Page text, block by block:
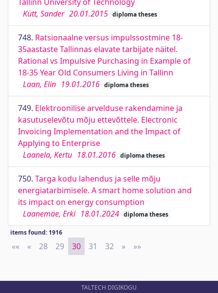
Kütt, Sander 20.01.2015 diploma theses
748. Ratsionaalne versus impulssostmine 18-
35aastaste Tallinnas elavate tarbijate näitel.
Rational vs Impulsive Purchasing in Example of
18-35 Year Old Consumers Living in Tallinn
Laan, Elin 19.01.2016 diploma theses
749. Elektroonilise arvelduse rakendamine ja
kasutuselevõtu mõju ettevõttele. Electronic
Invoicing Implementation and the Impact of
Applying to Enterprise
Laanela, Kertu 18.01.2016 diploma theses
750. Targa kodu lahendus ja selle mõju
energiatarbimisele. A smart home solution and
its impact on energy consumption
Laanemäe, Erki 18.01.2024 diploma theses
items found: 1916
«« First
« Previous
28 29 30 31 32 » Next
»»
TALTECH DIGIKOGU